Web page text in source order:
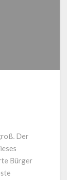
Der
Bürger